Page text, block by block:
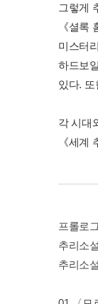
그렇게
《셜록
미스터
하드보
있다.
각 시대
《세계
프롤로
추리소
추리소